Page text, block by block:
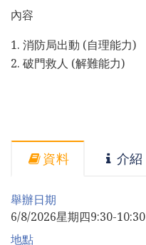
內容
1. 消防局出動 (自理能力)
2. 破門救人 (解難能力)
資料 介紹
舉辦日期
6/8/2026星期四9:30-10:30
地點